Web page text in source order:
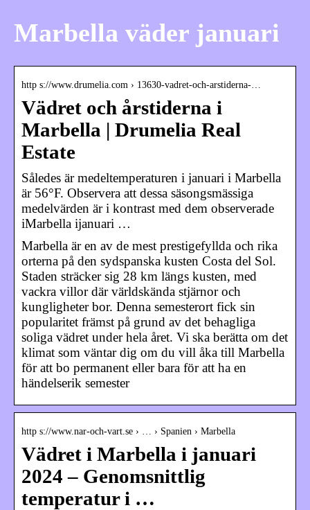
Marbella väder januari
http s://www.drumelia.com › 13630-vadret-och-arstiderna-…
Vädret och årstiderna i
Marbella | Drumelia Real
Estate
Således är medeltemperaturen i januari i Marbella
är 56°F. Observera att dessa säsongsmässiga
medelvärden är i kontrast med dem observerade
iMarbella ijanuari …
Marbella är en av de mest prestigefyllda och rika
orterna på den sydspanska kusten Costa del Sol.
Staden sträcker sig 28 km längs kusten, med
vackra villor där världskända stjärnor och
kungligheter bor. Denna semesterort fick sin
popularitet främst på grund av det behagliga
soliga vädret under hela året. Vi ska berätta om det
klimat som väntar dig om du vill åka till Marbella
för att bo permanent eller bara för att ha en
händelserik semester
http s://www.nar-och-vart.se › … › Spanien › Marbella
Vädret i Marbella i januari
2024 – Genomsnittlig
temperatur i …